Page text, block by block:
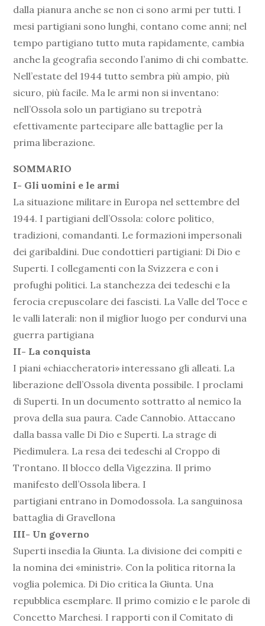
dalla pianura anche se non ci sono armi per tutti. I
mesi partigiani sono lunghi, contano come anni; nel
tempo partigiano tutto muta rapidamente, cambia
anche la geografia secondo l’animo di chi combatte.
Nell’estate del 1944 tutto sembra più ampio, più
sicuro, più facile. Ma le armi non si inventano:
nell’Ossola solo un partigiano su trepotrà
efettivamente partecipare alle battaglie per la
prima liberazione.
SOMMARIO
I- Gli uomini e le armi
La situazione militare in Europa nel settembre del
1944. I partigiani dell’Ossola: colore politico,
tradizioni, comandanti. Le formazioni impersonali
dei garibaldini. Due condottieri partigiani: Di Dio e
Superti. I collegamenti con la Svizzera e con i
profughi politici. La stanchezza dei tedeschi e la
ferocia crepuscolare dei fascisti. La Valle del Toce e
le valli laterali: non il miglior luogo per condurvi una
guerra partigiana
II- La conquista
I piani «chiaccheratori» interessano gli alleati. La
liberazione dell’Ossola diventa possibile. I proclami
di Superti. In un documento sottratto al nemico la
prova della sua paura. Cade Cannobio. Attaccano
dalla bassa valle Di Dio e Superti. La strage di
Piedimulera. La resa dei tedeschi al Croppo di
Trontano. Il blocco della Vigezzina. Il primo
manifesto dell’Ossola libera. I
partigiani entrano in Domodossola. La sanguinosa
battaglia di Gravellona
III- Un governo
Superti insedia la Giunta. La divisione dei compiti e
la nomina dei «ministri». Con la politica ritorna la
voglia polemica. Di Dio critica la Giunta. Una
repubblica esemplare. Il primo comizio e le parole di
Concetto Marchesi. I rapporti con il Comitato di